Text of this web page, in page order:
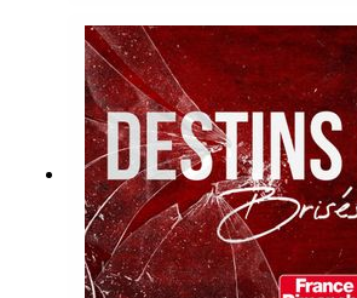
amours contrariés, ce grand
fois et père de 6 enfants, nous
tourbillon d’une vie sentimentale